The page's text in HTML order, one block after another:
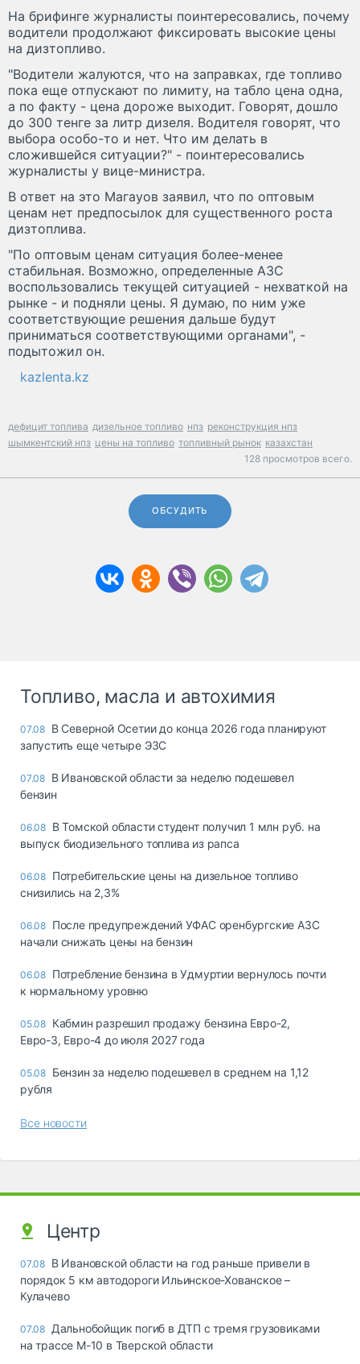
На брифинге журналисты поинтересовались, почему
водители продолжают фиксировать высокие цены
на дизтопливо.
"Водители жалуются, что на заправках, где топливо
пока еще отпускают по лимиту, на табло цена одна,
а по факту - цена дороже выходит. Говорят, дошло
до 300 тенге за литр дизеля. Водителя говорят, что
выбора особо-то и нет. Что им делать в
сложившейся ситуации?" - поинтересовались
журналисты у вице-министра.
В ответ на это Магауов заявил, что по оптовым
ценам нет предпосылок для существенного роста
дизтоплива.
"По оптовым ценам ситуация более-менее
стабильная. Возможно, определенные АЗС
воспользовались текущей ситуацией - нехваткой на
рынке - и подняли цены. Я думаю, по ним уже
соответствующие решения дальше будут
приниматься соответствующими органами", -
подытожил он.
kazlenta.kz
дефицит топлива дизельное топливо нпз реконструкция нпз
шымкентский нпз цены на топливо топливный рынок казахстан
128 просмотров всего.
ОБСУДИТЬ
Топливо, масла и автохимия
07.08 В Северной Осетии до конца 2026 года планируют
запустить еще четыре ЭЗС
07.08 В Ивановской области за неделю подешевел
бензин
06.08 В Томской области студент получил 1 млн руб. на
выпуск биодизельного топлива из рапса
06.08 Потребительские цены на дизельное топливо
снизились на 2,3%
06.08 После предупреждений УФАС оренбургские АЗС
начали снижать цены на бензин
06.08 Потребление бензина в Удмуртии вернулось почти
к нормальному уровню
05.08 Кабмин разрешил продажу бензина Евро-2,
Евро-3, Евро-4 до июля 2027 года
05.08 Бензин за неделю подешевел в среднем на 1,12
рубля
Все новости
Центр
07.08 В Ивановской области на год раньше привели в
порядок 5 км автодороги Ильинское-Хованское –
Кулачево
07.08 Дальнобойщик погиб в ДТП с тремя грузовиками
на трассе М-10 в Тверской области